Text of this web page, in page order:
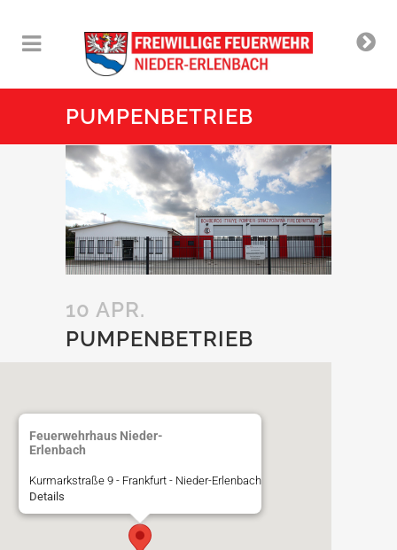
PUMPENBETRIEB
10 APR.
PUMPENBETRIEB
Feuerwehrhaus Nieder-
Erlenbach
Kurmarkstraße 9 - Frankfurt - Nieder-Erlenbach
Details